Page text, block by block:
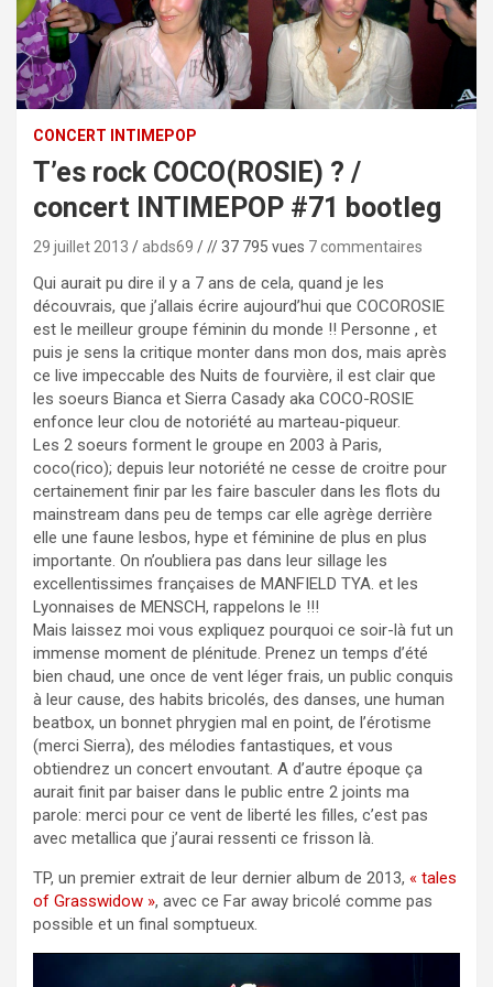
CONCERT INTIMEPOP
T’es rock COCO(ROSIE) ? /
concert INTIMEPOP #71 bootleg
29 juillet 2013 abds69 // 37 795 vues 7 commentaires
Qui aurait pu dire il y a 7 ans de cela, quand je les
découvrais, que j’allais écrire aujourd’hui que COCOROSIE
est le meilleur groupe féminin du monde !! Personne , et
puis je sens la critique monter dans mon dos, mais après
ce live impeccable des Nuits de fourvière, il est clair que
les soeurs Bianca et Sierra Casady aka COCO-ROSIE
enfonce leur clou de notoriété au marteau-piqueur.
Les 2 soeurs forment le groupe en 2003 à Paris,
coco(rico); depuis leur notoriété ne cesse de croitre pour
certainement finir par les faire basculer dans les flots du
mainstream dans peu de temps car elle agrège derrière
elle une faune lesbos, hype et féminine de plus en plus
importante. On n’oubliera pas dans leur sillage les
excellentissimes françaises de MANFIELD TYA. et les
Lyonnaises de MENSCH, rappelons le !!!
Mais laissez moi vous expliquez pourquoi ce soir-là fut un
immense moment de plénitude. Prenez un temps d’été
bien chaud, une once de vent léger frais, un public conquis
à leur cause, des habits bricolés, des danses, une human
beatbox, un bonnet phrygien mal en point, de l’érotisme
(merci Sierra), des mélodies fantastiques, et vous
obtiendrez un concert envoutant. A d’autre époque ça
aurait finit par baiser dans le public entre 2 joints ma
parole: merci pour ce vent de liberté les filles, c’est pas
avec metallica que j’aurai ressenti ce frisson là.
TP, un premier extrait de leur dernier album de 2013, « tales
of Grasswidow », avec ce Far away bricolé comme pas
possible et un final somptueux.